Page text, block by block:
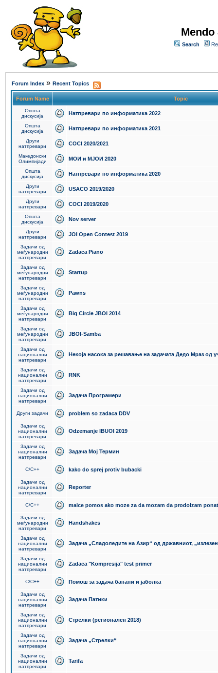
Search
Forum Index » Recent Topics
Forum Name Topic
Општа
дискусија
Натпревари по информатика 2022
Општа
дискусија
Натпревари по информатика 2021
Други
натпревари
COCI 2020/2021
Македонски
Олимпијади
МОИ и МЈОИ 2020
Општа
дискусија
Натпревари по информатика 2020
Други
натпревари
USACO 2019/2020
Други
натпревари
COCI 2019/2020
Општа
дискусија
Nov server
Други
натпревари
JOI Open Contest 2019
Задачи од
меѓународни
натпревари
Zadaca Piano
Задачи од
меѓународни
натпревари
Startup
Задачи од
меѓународни
натпревари
Pawns
Задачи од
меѓународни
натпревари
Big Circle JBOI 2014
Задачи од
меѓународни
натпревари
JBOI-Samba
Задачи од
национални
натпревари
Некоја насока за решавање на задачата Дедо Мраз од
Задачи од
национални
натпревари
RNK
Задачи од
национални
натпревари
Задача Програмери
Други задачи problem so zadaca DDV
Задачи од
национални
натпревари
Odzemanje IBUOI 2019
Задачи од
национални
натпревари
Задача Мој Термин
C/C++ kako do sprej protiv bubacki
Задачи од
национални
натпревари
Reporter
C/C++ malce pomos ako moze za da mozam da prodolzam
Задачи од
меѓународни
натпревари
Handshakes
Задачи од
национални
натпревари
Задача „Сладоледите на Азир“ од државниот,
Задачи од
национални
натпревари
Zadaca "Kompresija" test primer
C/C++ Помош за задача банани и јаболка
Задачи од
национални
натпревари
Задача Патики
Задачи од
национални
натпревари
Стрелки (регионален 2018)
Задачи од
национални
натпревари
Задача „Стрелки“
Задачи од
национални
натпревари
Tarifa